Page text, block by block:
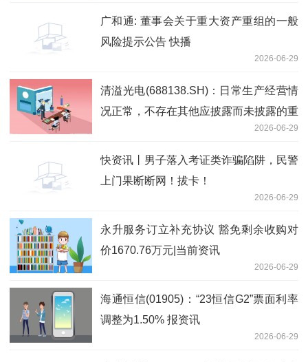
广和通: 董事会关于重大资产重组的一般
风险提示公告 快播
2026-06-29
清溢光电(688138.SH)：日常生产经营情
况正常，不存在其他应披露而未披露的重
2026-06-29
快资讯丨男子落入考证类诈骗陷阱，民警
上门果断断网！拔卡！
2026-06-29
永升服务订立补充协议 豁免剩余收购对
价1670.76万元|当前资讯
2026-06-29
海通恒信(01905)：“23恒信G2”票面利率
调整为1.50% 报资讯
2026-06-29